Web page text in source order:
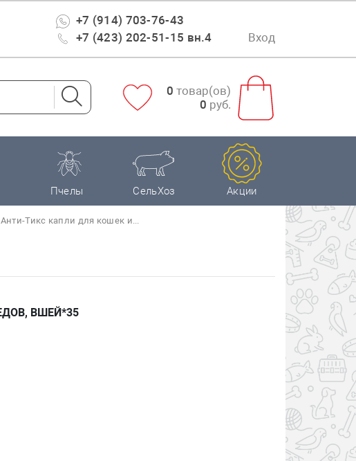
+7 (914) 703-76-43
+7 (423) 202-51-15 вн.4
Вход
0 товар(ов)
0 руб.
Пчелы СельХоз Акции
Анти-Тикс капли для кошек и...
ВШЕЙ*35